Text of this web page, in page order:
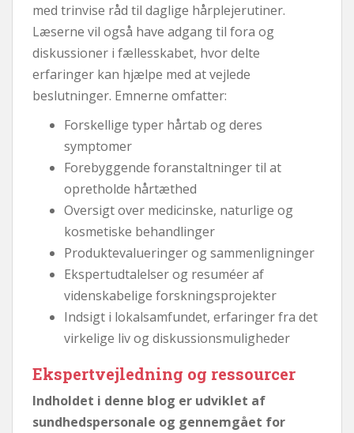
med trinvise råd til daglige hårplejerutiner.
Læserne vil også have adgang til fora og
diskussioner i fællesskabet, hvor delte
erfaringer kan hjælpe med at vejlede
beslutninger. Emnerne omfatter:
Forskellige typer hårtab og deres
symptomer
Forebyggende foranstaltninger til at
opretholde hårtæthed
Oversigt over medicinske, naturlige og
kosmetiske behandlinger
Produktevalueringer og sammenligninger
Ekspertudtalelser og resuméer af
videnskabelige forskningsprojekter
Indsigt i lokalsamfundet, erfaringer fra det
virkelige liv og diskussionsmuligheder
Ekspertvejledning og ressourcer
Indholdet i denne blog er udviklet af
sundhedspersonale og gennemgået for